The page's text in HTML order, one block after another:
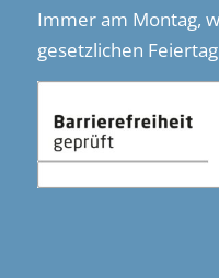
Immer am Montag,
gesetzlichen